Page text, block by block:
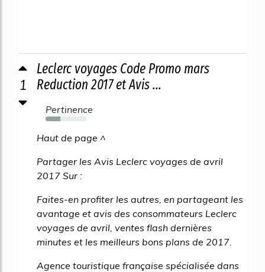
1
Leclerc voyages Code Promo mars
Reduction 2017 et Avis ...
Pertinence
36%
Haut de page ^
Partager les Avis Leclerc voyages de avril
2017 Sur :
Faites-en profiter les autres, en partageant les
avantage et avis des consommateurs Leclerc
voyages de avril, ventes flash dernières
minutes et les meilleurs bons plans de 2017.
Agence touristique française spécialisée dans